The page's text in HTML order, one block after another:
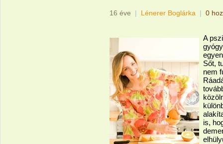
16 éve | Lénerer Boglárka | 0
A
Sőt,
nem
is,